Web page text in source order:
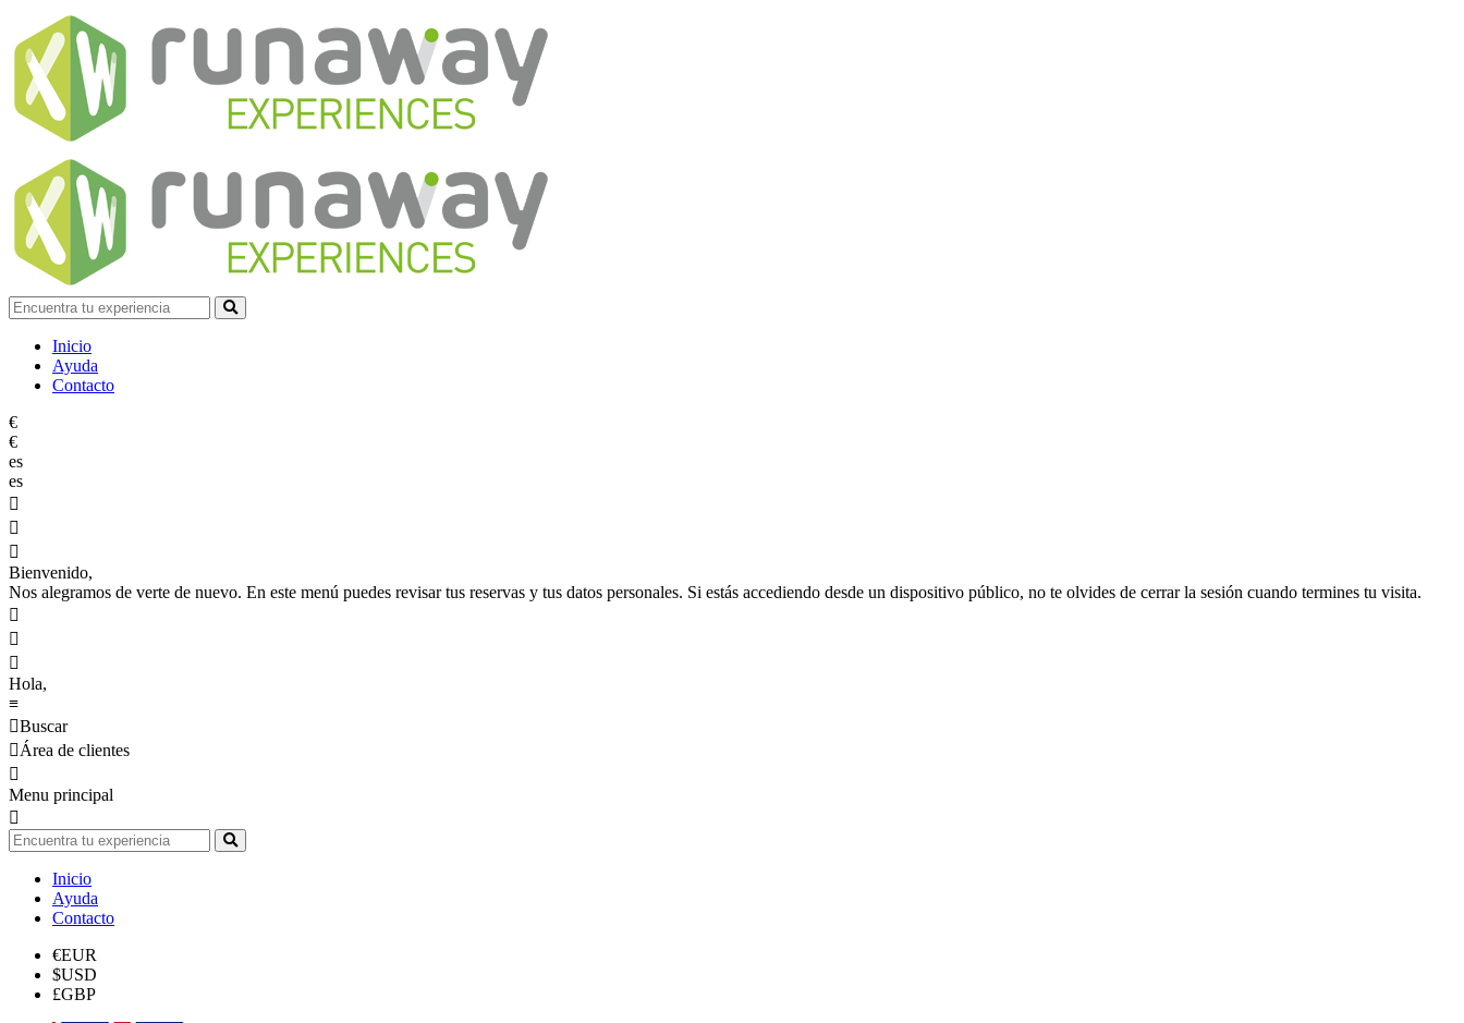
Inicio
Ayuda
Contacto
€
€
es
es



Bienvenido,
Nos alegramos de verte de nuevo. En este menú puedes revisar tus reservas y tus datos personales. Si estás accediendo desde un dispositivo público, no te olvides de cerrar la sesión cuando termines tu visita.



Hola,
≡
Buscar
Área de clientes

Menu principal

Inicio
Ayuda
Contacto
€EUR
$USD
£GBP